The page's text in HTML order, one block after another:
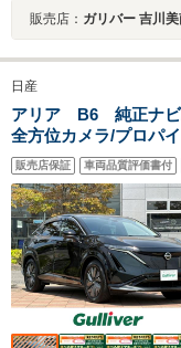
販売店： ガリバー 吉川
日産
アリア B6 純正ナビ/
全方位カメラ/プロパ
ナーミラー/前方ドラ
パワーバックドア/シ
販売店保証 車両品質評価書付